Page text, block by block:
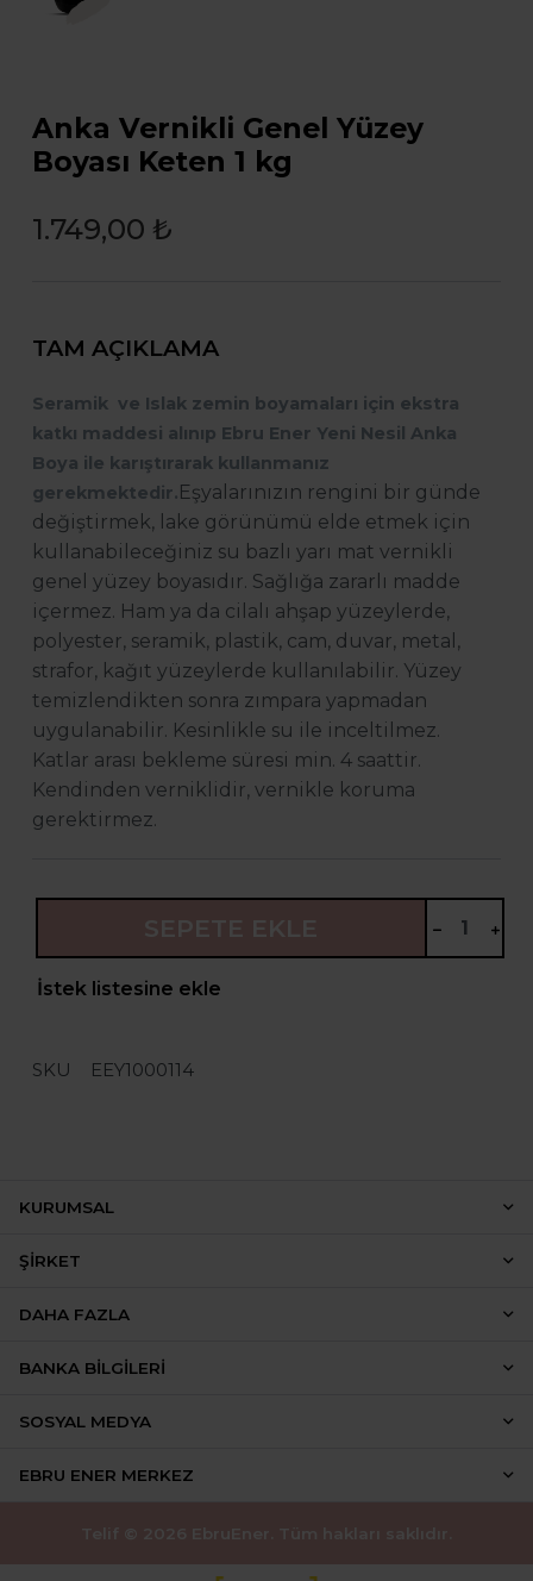
Anka Vernikli Genel Yüzey
Boyası Keten 1 kg
1.749,00 ₺
TAM AÇIKLAMA
Seramik ve Islak zemin boyamaları için ekstra
katkı maddesi alınıp Ebru Ener Yeni Nesil Anka
Boya ile karıştırarak kullanmanız
gerekmektedir.Eşyalarınızın rengini bir günde
değiştirmek, lake görünümü elde etmek için
kullanabileceğiniz su bazlı yarı mat vernikli
genel yüzey boyasıdır. Sağlığa zararlı madde
içermez. Ham ya da cilalı ahşap yüzeylerde,
polyester, seramik, plastik, cam, duvar, metal,
strafor, kağıt yüzeylerde kullanılabilir. Yüzey
temizlendikten sonra zımpara yapmadan
uygulanabilir. Kesinlikle su ile inceltilmez.
Katlar arası bekleme süresi min. 4 saattir.
Kendinden verniklidir, vernikle koruma
gerektirmez.
İstek listesine ekle
SKU EEY1000114
KURUMSAL
ŞIRKET
DAHA FAZLA
BANKA BILGILERI
SOSYAL MEDYA
EBRU ENER MERKEZ